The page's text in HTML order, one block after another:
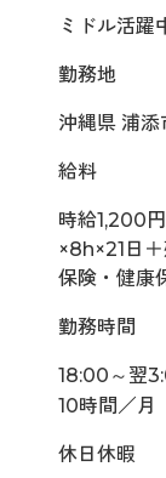
ミドル活躍
勤務地
沖縄県 浦添
給料
時給1,200
×8h×21日
保険・健康
勤務時間
18:00～翌
10時間／月
休日休暇